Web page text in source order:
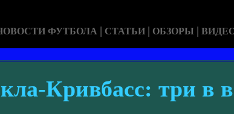
ФУТБОЛА | СТАТЬИ | ОБЗОРЫ |
Кривбасс: три в